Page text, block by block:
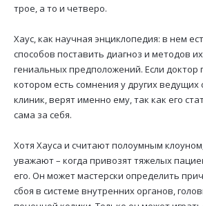
трое, а то и четверо.
Хаус, как научная энциклопедия: в нем
способов поставить диагноз и методов
гениальных предположений. Если доктор
котором есть сомнения у других ведущих
клиник, верят именно ему, так как его
сама за себя.
Хотя Хауса и считают полоумным
уважают – когда привозят тяжелых
его. Он может мастерски определить
сбоя в системе внутренних органов,